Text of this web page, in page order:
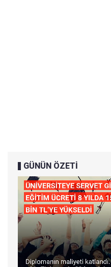
GÜNÜN ÖZETİ